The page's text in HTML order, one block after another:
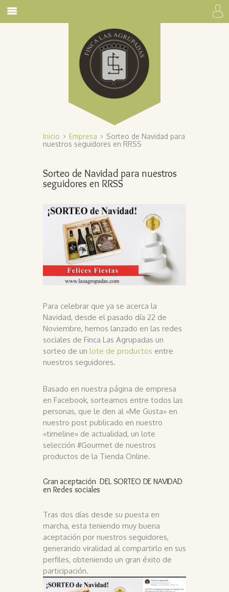
Inicio Empresa
Sorteo de Navidad para
nuestros seguidores en RRSS
Sorteo de Navidad para nuestros
seguidores en RRSS
Para celebrar que ya se acerca la
Navidad, desde el pasado día 22 de
Noviembre, hemos lanzado en las redes
sociales de Finca Las Agrupadas un
sorteo de un lote de productos entre
nuestros seguidores.
Basado en nuestra página de empresa
en Facebook, sorteamos entre todos las
personas, que le den al «Me Gusta» en
nuestro post publicado en nuestro
«timeline» de actualidad, un lote
selección #Gourmet de nuestros
productos de la Tienda Online.
Gran aceptación DEL SORTEO DE NAVIDAD
en Redes sociales
Tras dos días desde su puesta en
marcha, esta teniendo muy buena
aceptación por nuestros seguidores,
generando viralidad al compartirlo en sus
perfiles, obteniendo un gran éxito de
participación.